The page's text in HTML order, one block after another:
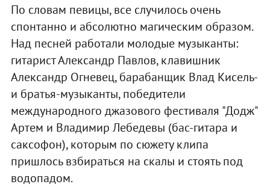
По словам певицы, все случилось очень
спонтанно и абсолютно магическим образом.
Над песней работали молодые музыканты:
гитарист Александр Павлов, клавишник
Александр Огневец, барабанщик Влад Кисель­
и братья-музыканты, победители
международного джазового фестиваля "Додж"
Артем и Владимир Лебедевы (бас-гитара и
саксофон), которым по сюжету клипа
пришлось взбираться на скалы и стоять под
водопадом.